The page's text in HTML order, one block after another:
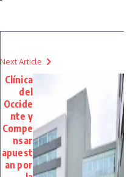
Next Article
Clínica
del
Occide
nte y
Compe
nsar
apuest
an por